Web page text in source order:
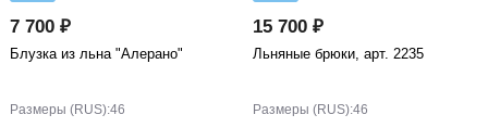
7 700 ₽
Блузка из льна "Алерано"
Размеры (RUS):46
15 700 ₽
Льняные брюки, арт. 2235
Размеры (RUS):46